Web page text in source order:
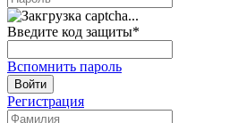
Введите код защиты*
Вспомнить пароль
Войти
Регистрация